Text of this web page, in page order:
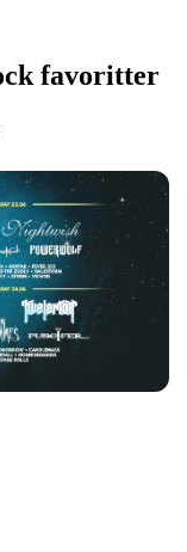
favoritter